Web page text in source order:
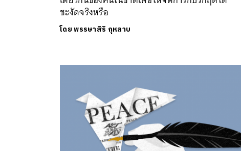
ชะงัดจริงหรือ
โดยพรรษาสิริ กุหลาบ